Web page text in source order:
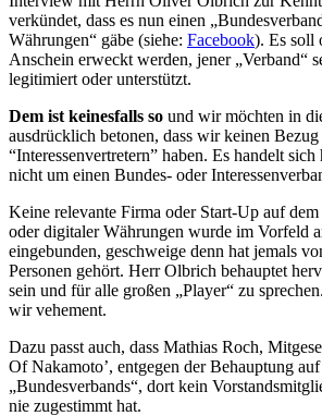
verkündet, dass es nun einen
Währungen“ gäbe (siehe: Facebook). Es soll
Anschein erweckt werden, jener „Verband“
legitimiert oder unterstützt.
Dem ist keinesfalls so und wir möchten in
ausdrücklich betonen, dass wir keinen Bezug
“Interessenvertretern” haben. Es handelt
nicht um einen Bundes- oder
Keine relevante Firma oder Start-Up auf
oder digitaler Währungen wurde im Vorfeld
eingebunden, geschweige denn hat jemals
Personen gehört. Herr Olbrich behauptet
sein und für alle großen „Player“ zu
wir vehement.
Dazu passt auch, dass Mathias Roch,
Of Nakamoto’, entgegen der Behauptung
„Bundesverbands“, dort kein
nie zugestimmt hat.